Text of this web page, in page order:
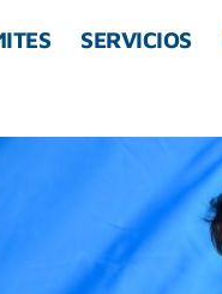
SERVICIOS